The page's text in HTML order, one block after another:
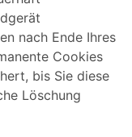
nach Ende Ihres
Cookies
bis Sie diese
Löschung